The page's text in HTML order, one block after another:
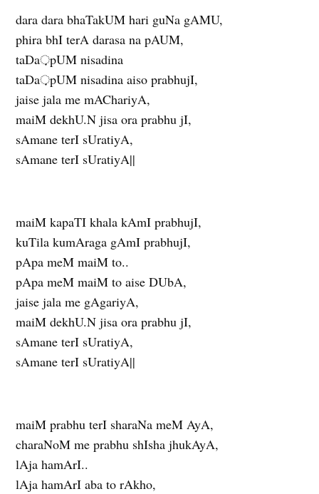
dara dara bhaTakUM hari guNa gAMU,
phira bhI terA darasa na pAUM,
taDa़pUM nisadina
taDa़pUM nisadina aiso prabhujI,
jaise jala me mAChariyA,
maiM dekhU.N jisa ora prabhu jI,
sAmane terI sUratiyA,
sAmane terI sUratiyA||
maiM kapaTI khala kAmI prabhujI,
kuTila kumAraga gAmI prabhujI,
pApa meM maiM to..
pApa meM maiM to aise DUbA,
jaise jala me gAgariyA,
maiM dekhU.N jisa ora prabhu jI,
sAmane terI sUratiyA,
sAmane terI sUratiyA||
maiM prabhu terI sharaNa meM AyA,
charaNoM me prabhu shIsha jhukAyA,
lAja hamArI..
lAja hamArI aba to rAkho,